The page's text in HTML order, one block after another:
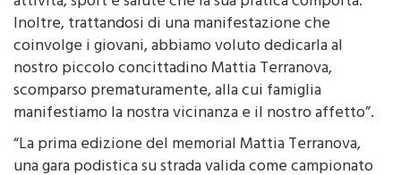
attività, sport e salute che la sua pratica comporta.
Inoltre, trattandosi di una manifestazione che
coinvolge i giovani, abbiamo voluto dedicarla al
nostro piccolo concittadino Mattia Terranova,
scomparso prematuramente, alla cui famiglia
manifestiamo la nostra vicinanza e il nostro affetto”.
“La prima edizione del memorial Mattia Terranova,